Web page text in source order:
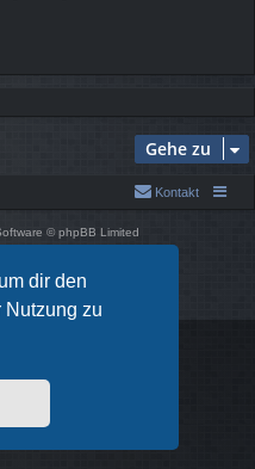
dir den
Nutzung zu
Gehe zu
Kontakt
© phpBB Limited
durchphpBB.de